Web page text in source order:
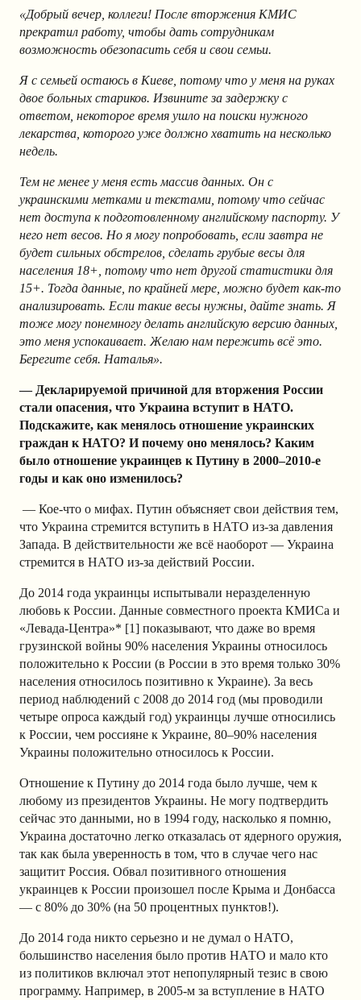
«Добрый вечер, коллеги! После вторжения КМИС
прекратил работу, чтобы дать сотрудникам
возможность обезопасить себя и свои семьи.
Я с семьей остаюсь в Киеве, потому что у меня на руках
двое больных стариков. Извините за задержку с
ответом, некоторое время ушло на поиски нужного
лекарства, которого уже должно хватить на несколько
недель.
Тем не менее у меня есть массив данных. Он с
украинскими метками и текстами, потому что сейчас
нет доступа к подготовленному английскому паспорту. У
него нет весов. Но я могу попробовать, если завтра не
будет сильных обстрелов, сделать грубые весы для
населения 18+, потому что нет другой статистики для
15+. Тогда данные, по крайней мере, можно будет как-то
анализировать. Если такие весы нужны, дайте знать. Я
тоже могу понемногу делать английскую версию данных,
это меня успокаивает. Желаю нам пережить всё это.
Берегите себя. Наталья».
— Декларируемой причиной для вторжения России
стали опасения, что Украина вступит в НАТО.
Подскажите, как менялось отношение украинских
граждан к НАТО? И почему оно менялось? Каким
было отношение украинцев к Путину в 2000–2010-е
годы и как оно изменилось?
— Кое-что о мифах. Путин объясняет свои действия тем,
что Украина стремится вступить в НАТО из-за давления
Запада. В действительности же всё наоборот — Украина
стремится в НАТО из-за действий России.
До 2014 года украинцы испытывали неразделенную
любовь к России. Данные совместного проекта КМИСа и
«Левада-Центра»* [1] показывают, что даже во время
грузинской войны 90% населения Украины относилось
положительно к России (в России в это время только 30%
населения относилось позитивно к Украине). За весь
период наблюдений с 2008 до 2014 год (мы проводили
четыре опроса каждый год) украинцы лучше относились
к России, чем россияне к Украине, 80–90% населения
Украины положительно относилось к России.
Отношение к Путину до 2014 года было лучше, чем к
любому из президентов Украины. Не могу подтвердить
сейчас это данными, но в 1994 году, насколько я помню,
Украина достаточно легко отказалась от ядерного оружия,
так как была уверенность в том, что в случае чего нас
защитит Россия. Обвал позитивного отношения
украинцев к России произошел после Крыма и Донбасса
— с 80% до 30% (на 50 процентных пунктов!).
До 2014 года никто серьезно и не думал о НАТО,
большинство населения было против НАТО и мало кто
из политиков включал этот непопулярный тезис в свою
программу. Например, в 2005-м за вступление в НАТО